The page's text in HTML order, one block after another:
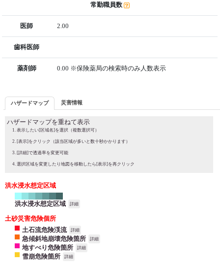
常勤職員数
医師 2.00
歯科医師
薬剤師 0.00 ※保険薬局の検索時のみ人数表示
ハザードマップ 災害情報
ハザードマップを重ねて表示
表示したい[区域名]を選択（複数選択可）
[表示]をクリック（該当区域が多いと数十秒かかります）
[詳細]で透過率を変更可能
選択区域を変更したり地図を移動したら[表示]を再クリック
洪水浸水想定区域
洪水浸水想定区域 詳細
土砂災害危険個所
土石流危険渓流
詳細
急傾斜地崩壊危険箇所 詳細
地すべり危険箇所 詳細
雪崩危険箇所 詳細